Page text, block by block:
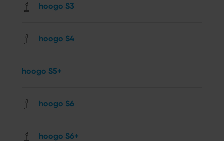
hoogo S3
hoogo S4
hoogo S5+
hoogo S6
hoogo S6+